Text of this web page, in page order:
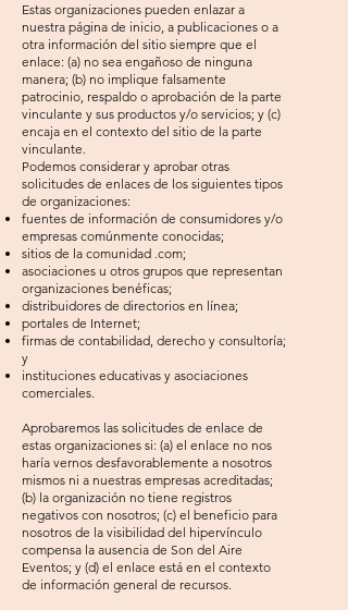
Estas organizaciones pueden enlazar a
nuestra página de inicio, a publicaciones o a
otra información del sitio siempre que el
enlace: (a) no sea engañoso de ninguna
manera; (b) no implique falsamente
patrocinio, respaldo o aprobación de la parte
vinculante y sus productos y/o servicios; y (c)
encaja en el contexto del sitio de la parte
vinculante.
Podemos considerar y aprobar otras
solicitudes de enlaces de los siguientes tipos
de organizaciones:
fuentes de información de consumidores y/o
empresas comúnmente conocidas;
sitios de la comunidad .com;
asociaciones u otros grupos que representan
organizaciones benéficas;
distribuidores de directorios en línea;
portales de Internet;
firmas de contabilidad, derecho y consultoría;
y
instituciones educativas y asociaciones
comerciales.
Aprobaremos las solicitudes de enlace de
estas organizaciones si: (a) el enlace no nos
haría vernos desfavorablemente a nosotros
mismos ni a nuestras empresas acreditadas;
(b) la organización no tiene registros
negativos con nosotros; (c) el beneficio para
nosotros de la visibilidad del hipervínculo
compensa la ausencia de Son del Aire
Eventos; y (d) el enlace está en el contexto
de información general de recursos.